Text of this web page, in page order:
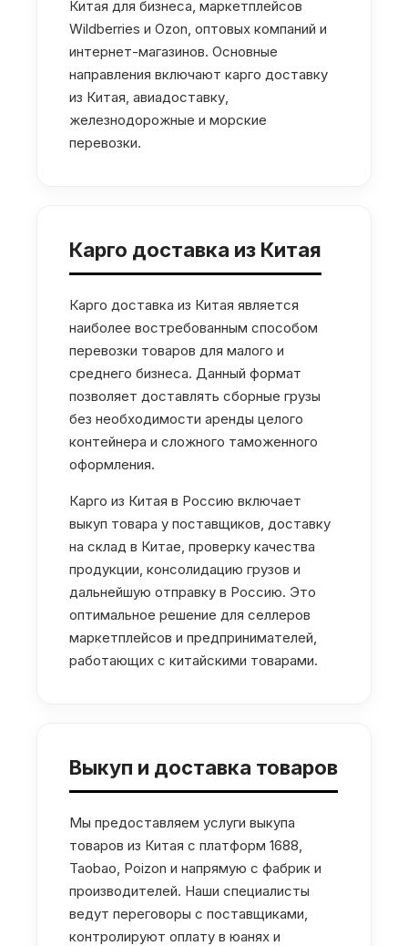
Китая для бизнеса, маркетплейсов
Wildberries и Ozon, оптовых компаний и
интернет-магазинов. Основные
направления включают карго доставку
из Китая, авиадоставку,
железнодорожные и морские
перевозки.
Карго доставка из Китая
Карго доставка из Китая является
наиболее востребованным способом
перевозки товаров для малого и
среднего бизнеса. Данный формат
позволяет доставлять сборные грузы
без необходимости аренды целого
контейнера и сложного таможенного
оформления.
Карго из Китая в Россию включает
выкуп товара у поставщиков, доставку
на склад в Китае, проверку качества
продукции, консолидацию грузов и
дальнейшую отправку в Россию. Это
оптимальное решение для селлеров
маркетплейсов и предпринимателей,
работающих с китайскими товарами.
Выкуп и доставка товаров
Мы предоставляем услуги выкупа
товаров из Китая с платформ 1688,
Taobao, Poizon и напрямую с фабрик и
производителей. Наши специалисты
ведут переговоры с поставщиками,
контролируют оплату в юанях и